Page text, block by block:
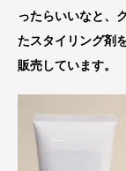
ったらいいなと、
たスタイリング剤
販売しています。